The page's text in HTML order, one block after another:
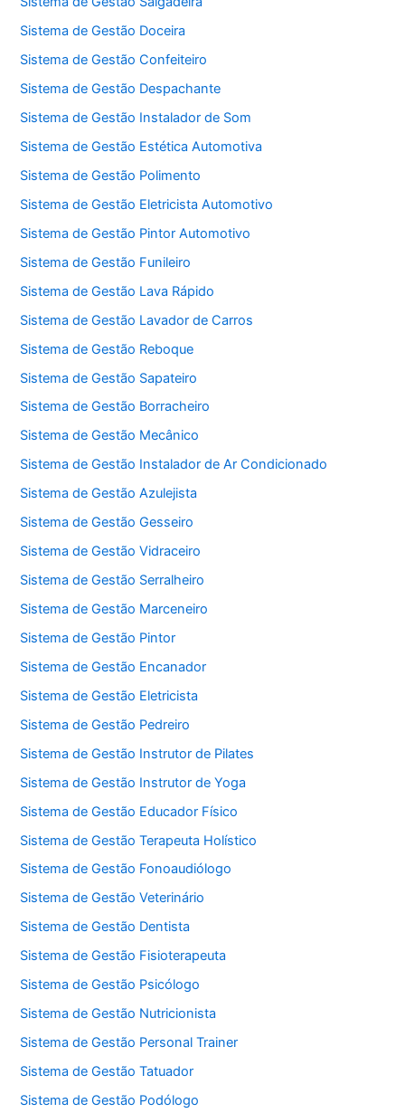
Sistema de Gestão Doceira
Sistema de Gestão Confeiteiro
Sistema de Gestão Despachante
Sistema de Gestão Instalador de Som
Sistema de Gestão Estética Automotiva
Sistema de Gestão Polimento
Sistema de Gestão Eletricista Automotivo
Sistema de Gestão Pintor Automotivo
Sistema de Gestão Funileiro
Sistema de Gestão Lava Rápido
Sistema de Gestão Lavador de Carros
Sistema de Gestão Reboque
Sistema de Gestão Sapateiro
Sistema de Gestão Borracheiro
Sistema de Gestão Mecânico
Sistema de Gestão Instalador de Ar Condicionado
Sistema de Gestão Azulejista
Sistema de Gestão Gesseiro
Sistema de Gestão Vidraceiro
Sistema de Gestão Serralheiro
Sistema de Gestão Marceneiro
Sistema de Gestão Pintor
Sistema de Gestão Encanador
Sistema de Gestão Eletricista
Sistema de Gestão Pedreiro
Sistema de Gestão Instrutor de Pilates
Sistema de Gestão Instrutor de Yoga
Sistema de Gestão Educador Físico
Sistema de Gestão Terapeuta Holístico
Sistema de Gestão Fonoaudiólogo
Sistema de Gestão Veterinário
Sistema de Gestão Dentista
Sistema de Gestão Fisioterapeuta
Sistema de Gestão Psicólogo
Sistema de Gestão Nutricionista
Sistema de Gestão Personal Trainer
Sistema de Gestão Tatuador
Sistema de Gestão Podólogo